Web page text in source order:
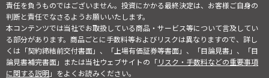
責任を負うものではございません。投資にかかる最終決定は、お客様ご自身の
判断と責任でなさるようお願いいたします。
本コンテンツでは当社でお取扱している商品・サービス等について言及してい
る部分があります。商品ごとに手数料等およびリスクは異なりますので、詳し
くは「契約締結前交付書面」、「上場有価証券等書面」、「目論見書」、「目
論見書補完書面」または当社ウェブサイトの「リスク・手数料などの重要事項
に関する説明」をよくお読みください。